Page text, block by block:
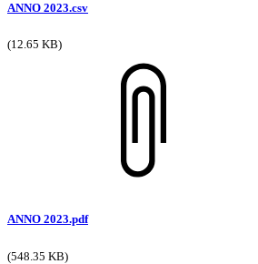
ANNO 2023.csv
(12.65 KB)
ANNO 2023.pdf
(548.35 KB)